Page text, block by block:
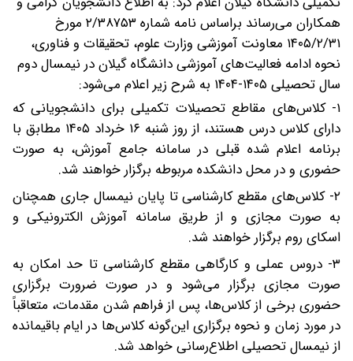
همکاران می‌رساند براساس نامه شماره ۲/۳۸۷۵۳ مورخ
۱۴۰۵/۲/۳۱ معاونت آموزشی وزارت علوم، تحقیقات و فناوری،
نحوه ادامه فعالیت‌های آموزشی دانشگاه گیلان در نیمسال دوم
سال تحصیلی ۱۴۰۵-۱۴۰۴ به شرح زیر اعلام می‌شود:
۱- کلاس‌های مقاطع تحصیلات تکمیلی برای دانشجویانی که
دارای کلاس درس هستند، از روز شنبه ۱۶ خرداد ۱۴۰۵ مطابق با
برنامه اعلام شده قبلی در سامانه جامع آموزش، به صورت
حضوری و در محل دانشکده مربوطه برگزار خواهند شد.
۲- کلاس‌های مقطع کارشناسی تا پایان نیمسال جاری همچنان
به صورت مجازی و از طریق سامانه آموزش الکترونیکی و
اسکای روم برگزار خواهند شد.
۳- دروس عملی و کارگاهی مقطع کارشناسی تا حد امکان به
صورت مجازی برگزار می‌شود و در صورت ضرورت برگزاری
حضوری برخی از کلاس‌ها، پس از فراهم شدن مقدمات، متعاقباً
در مورد زمان و نحوه برگزاری این‌گونه کلاس‌ها در ایام باقیمانده
از نیمسال تحصیلی اطلاع‌رسانی خواهد شد.